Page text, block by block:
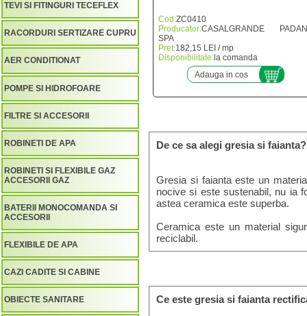
TEVI SI FITINGURI TECEFLEX
RACORDURI SERTIZARE CUPRU
AER CONDITIONAT
POMPE SI HIDROFOARE
FILTRE SI ACCESORII
ROBINETI DE APA
ROBINETI SI FLEXIBILE GAZ
ACCESORII GAZ
BATERII MONOCOMANDA SI
ACCESORII
FLEXIBILE DE APA
CAZI CADITE SI CABINE
OBIECTE SANITARE
Cod:ZC0410
Producator:CASALGRANDE
SPA
Pret:182,15 LEI / mp
Disponibilitate: la comanda
Adauga in cos
De ce sa alegi gresia si faianta?
Gresia si faianta este un
nocive si este sustenabil, nu ia
astea ceramica este superba.
Ceramica este un material
reciclabil.
Ce este gresia si faianta